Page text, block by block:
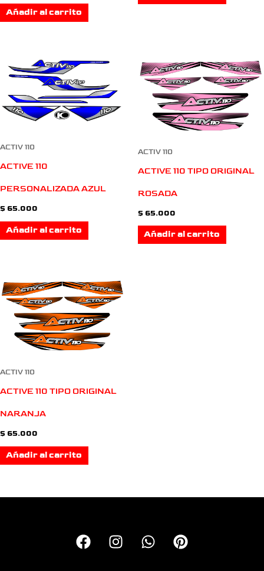
Añadir al carrito
ACTIV 110
ACTIVE 110
PERSONALIZADA AZUL
$ 65.000
Añadir al carrito
ACTIV 110
ACTIVE 110 TIPO ORIGINAL
ROSADA
$ 65.000
Añadir al carrito
ACTIV 110
ACTIVE 110 TIPO ORIGINAL
NARANJA
$ 65.000
Añadir al carrito